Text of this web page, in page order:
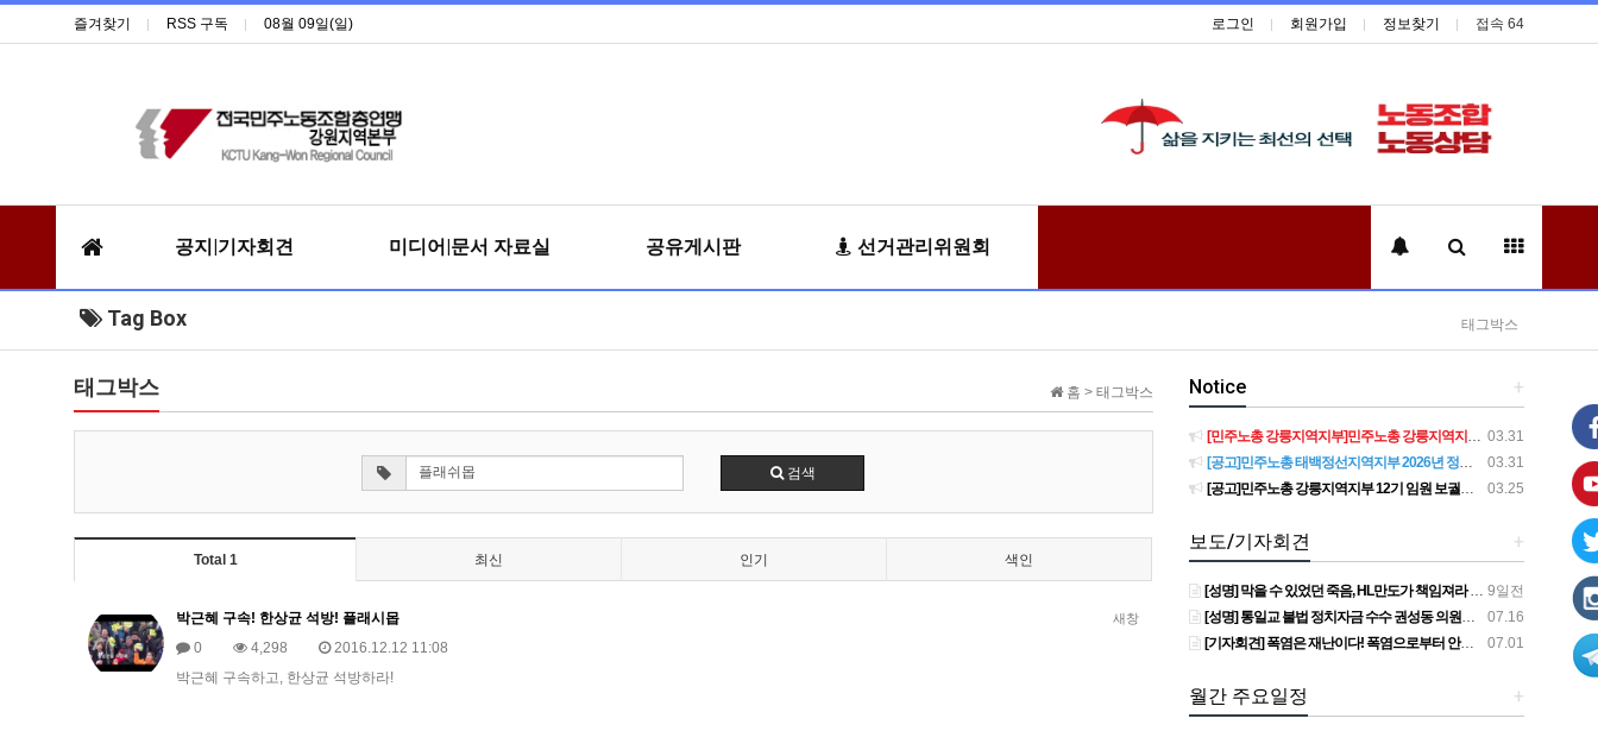
즐겨찾기 RSS 구독 08월 09일(일) 로그인 회원가입 정보찾기 접속 64
공지|기자회견 미디어|문서 자료실 공유게시판 선거관리위원회
Tag Box 태그박스
홈 > 태그박스
태그박스
검색
Total 1 최신 인기 색인
새창
박근혜 구속! 한상균 석방! 플래시몹
0
4,298
2016.12.12 11:08
박근혜 구속하고, 한상균 석방하라!
+
Notice
03.31
[민주노총 강릉지역지부]민주노총 강릉지역지부 제12기 임원 보궐선거결과 공고
03.31
[공고]민주노총 태백정선지역지부 2026년 정기 대의원대회 재소집 건
03.25
[공고]민주노총 강릉지역지부 12기 임원 보궐선거 후보자 확정 공고
+
보도/기자회견
9일전
[성명] 막을 수 있었던 죽음, HL만도가 책임져라 : 청년노동자 사망사고의 철저한 진상규명과 재발방지 대책 마련하라
07.16
[성명] 통일교 불법 정치자금 수수 권성동 의원직 상실, 사필귀정이다
07.01
[기자회견] 폭염은 재난이다! 폭염으로부터 안전한 일터를 위한 민주노총 강원지역본부 폭염감시단 선포 기자회견
+
월간 주요일정